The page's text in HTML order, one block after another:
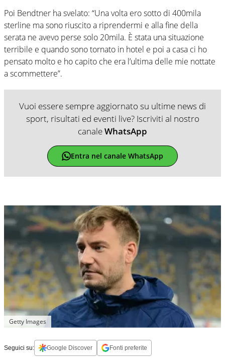
Poi Bendtner ha svelato: “Una volta ero sotto di 400mila
sterline ma sono riuscito a riprendermi e alla fine della
serata ne avevo perse solo 20mila. È stata una situazione
terribile e quando sono tornato in hotel e poi a casa ci ho
pensato molto e ho capito che era l’ultima delle mie nottate
a scommettere”.
Vuoi essere sempre aggiornato su ultime news di
sport, risultati ed eventi live? Iscriviti al nostro
canaleWhatsApp
Entra nel canale WhatsApp
Getty Images
Seguici su: Google Discover Fonti preferite